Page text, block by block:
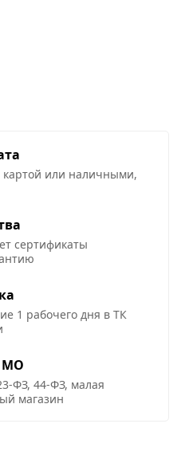
картой или наличными,
сертификаты
1 рабочего дня в ТК
МО
ФЗ, 44-ФЗ, малая
магазин